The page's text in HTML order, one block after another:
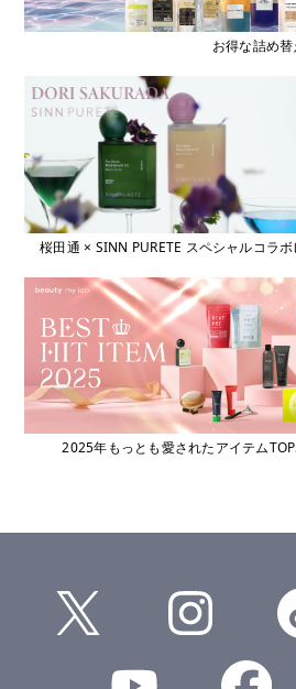
お得な詰め
桜田通 × SINN PURETE スペシャルコラ
2025年もっとも愛されたアイテム